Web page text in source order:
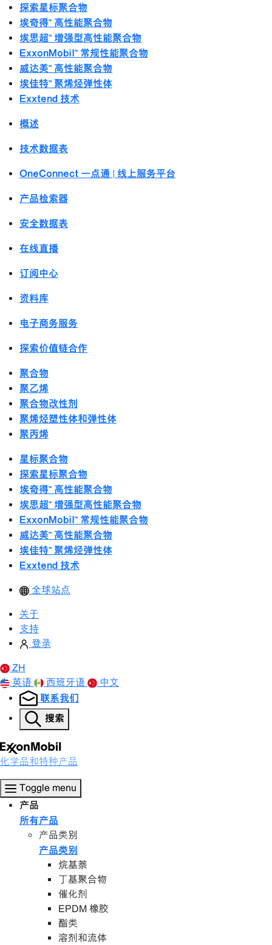
探索星标聚合物
埃奇得™ 高性能聚合物
埃思超™ 增强型高性能聚合物
ExxonMobil™ 常规性能聚合物
威达美™ 高性能聚合物
埃佳特™ 聚烯烃弹性体
Exxtend 技术
概述
技术数据表
OneConnect 一点通 | 线上服务平台
产品检索器
安全数据表
在线直播
订阅中心
资料库
电子商务服务
探索价值链合作
聚合物
聚乙烯
聚合物改性剂
聚烯烃塑性体和弹性体
聚丙烯
星标聚合物
探索星标聚合物
埃奇得™ 高性能聚合物
埃思超™ 增强型高性能聚合物
ExxonMobil™ 常规性能聚合物
威达美™ 高性能聚合物
埃佳特™ 聚烯烃弹性体
Exxtend 技术
全球站点
关于
支持
登录
ZH
英语
西班牙语 中文
联系我们
搜索
化学品和特种产品
Toggle menu
产品
所有产品
产品类别
产品类别
烷基萘
丁基聚合物
催化剂
EPDM 橡胶
酯类
溶剂和流体